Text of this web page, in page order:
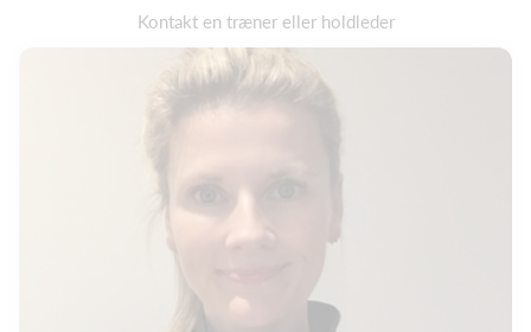
Kontakt en træner eller holdleder